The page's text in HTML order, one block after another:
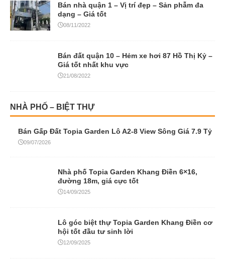
Bán nhà quận 1 – Vị trí đẹp – Sản phẫm đa
dạng – Giá tốt
08/11/2022
Bán đất quận 10 – Hẻm xe hơi 87 Hồ Thị Kỷ –
Giá tốt nhất khu vực
21/08/2022
NHÀ PHỐ – BIỆT THỰ
Bán Gấp Đất Topia Garden Lô A2-8 View Sông Giá 7.9 Tỷ
09/07/2026
Nhà phố Topia Garden Khang Điền 6×16,
đường 18m, giá cực tốt
14/09/2025
Lô góc biệt thự Topia Garden Khang Điền cơ
hội tốt đầu tư sinh lời
12/09/2025